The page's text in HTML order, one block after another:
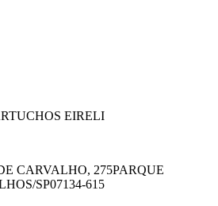
EIRELI
CARVALHO, 275PARQUE
SP07134-615